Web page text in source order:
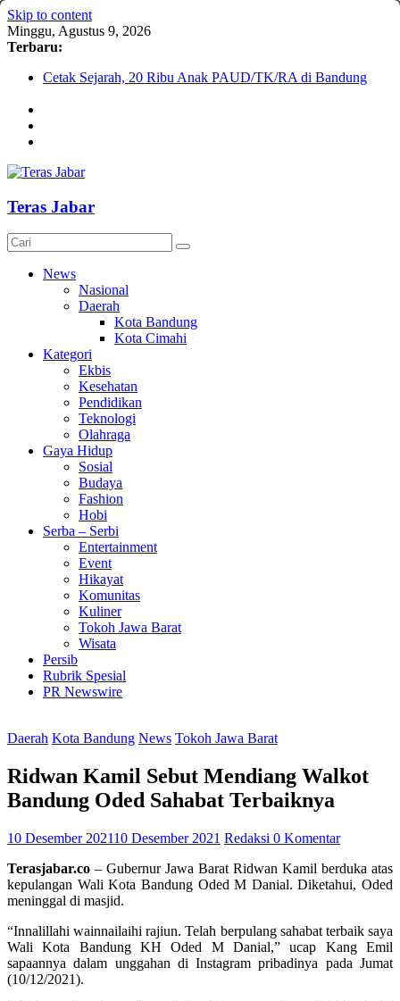
Skip to content
Minggu, Agustus 9, 2026
Terbaru:
Cetak Sejarah, 20 Ribu Anak PAUD/TK/RA di Bandung
Taubat Selalu Terbuka
Komnas Anti Pemurtadan Gandeng Dewan Dakwah Gelar
Pemurtadan
Teras Jabar
News
Nasional
Daerah
Kota Bandung
Kota Cimahi
Kategori
Ekbis
Kesehatan
Pendidikan
Teknologi
Olahraga
Gaya Hidup
Sosial
Budaya
Fashion
Hobi
Serba – Serbi
Entertainment
Event
Hikayat
Komunitas
Kuliner
Tokoh Jawa Barat
Wisata
Persib
Rubrik Spesial
PR Newswire
Daerah Kota Bandung News Tokoh Jawa Barat
Ridwan Kamil Sebut Mendiang Walkot
Bandung Oded Sahabat Terbaiknya
10 Desember 202110 Desember 2021 Redaksi 0 Komentar
Terasjabar.co – Gubernur Jawa Barat Ridwan Kamil berduka atas
kepulangan Wali Kota Bandung Oded M Danial. Diketahui, Oded
meninggal di masjid.
“Innalillahi wainnailaihi rajiun. Telah berpulang sahabat terbaik saya
Wali Kota Bandung KH Oded M Danial,” ucap Kang Emil
sapaannya dalam unggahan di Instagram pribadinya pada Jumat
(10/12/2021).